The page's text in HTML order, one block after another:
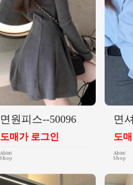
면원피스--50096
도매가 로그인
면
도